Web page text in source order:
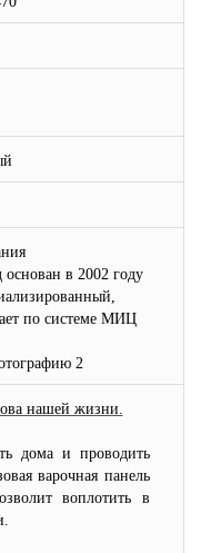
основан в 2002 году
по системе МИЦ
2
нашей жизни.
дома и проводить
варочная панель
воплотить в